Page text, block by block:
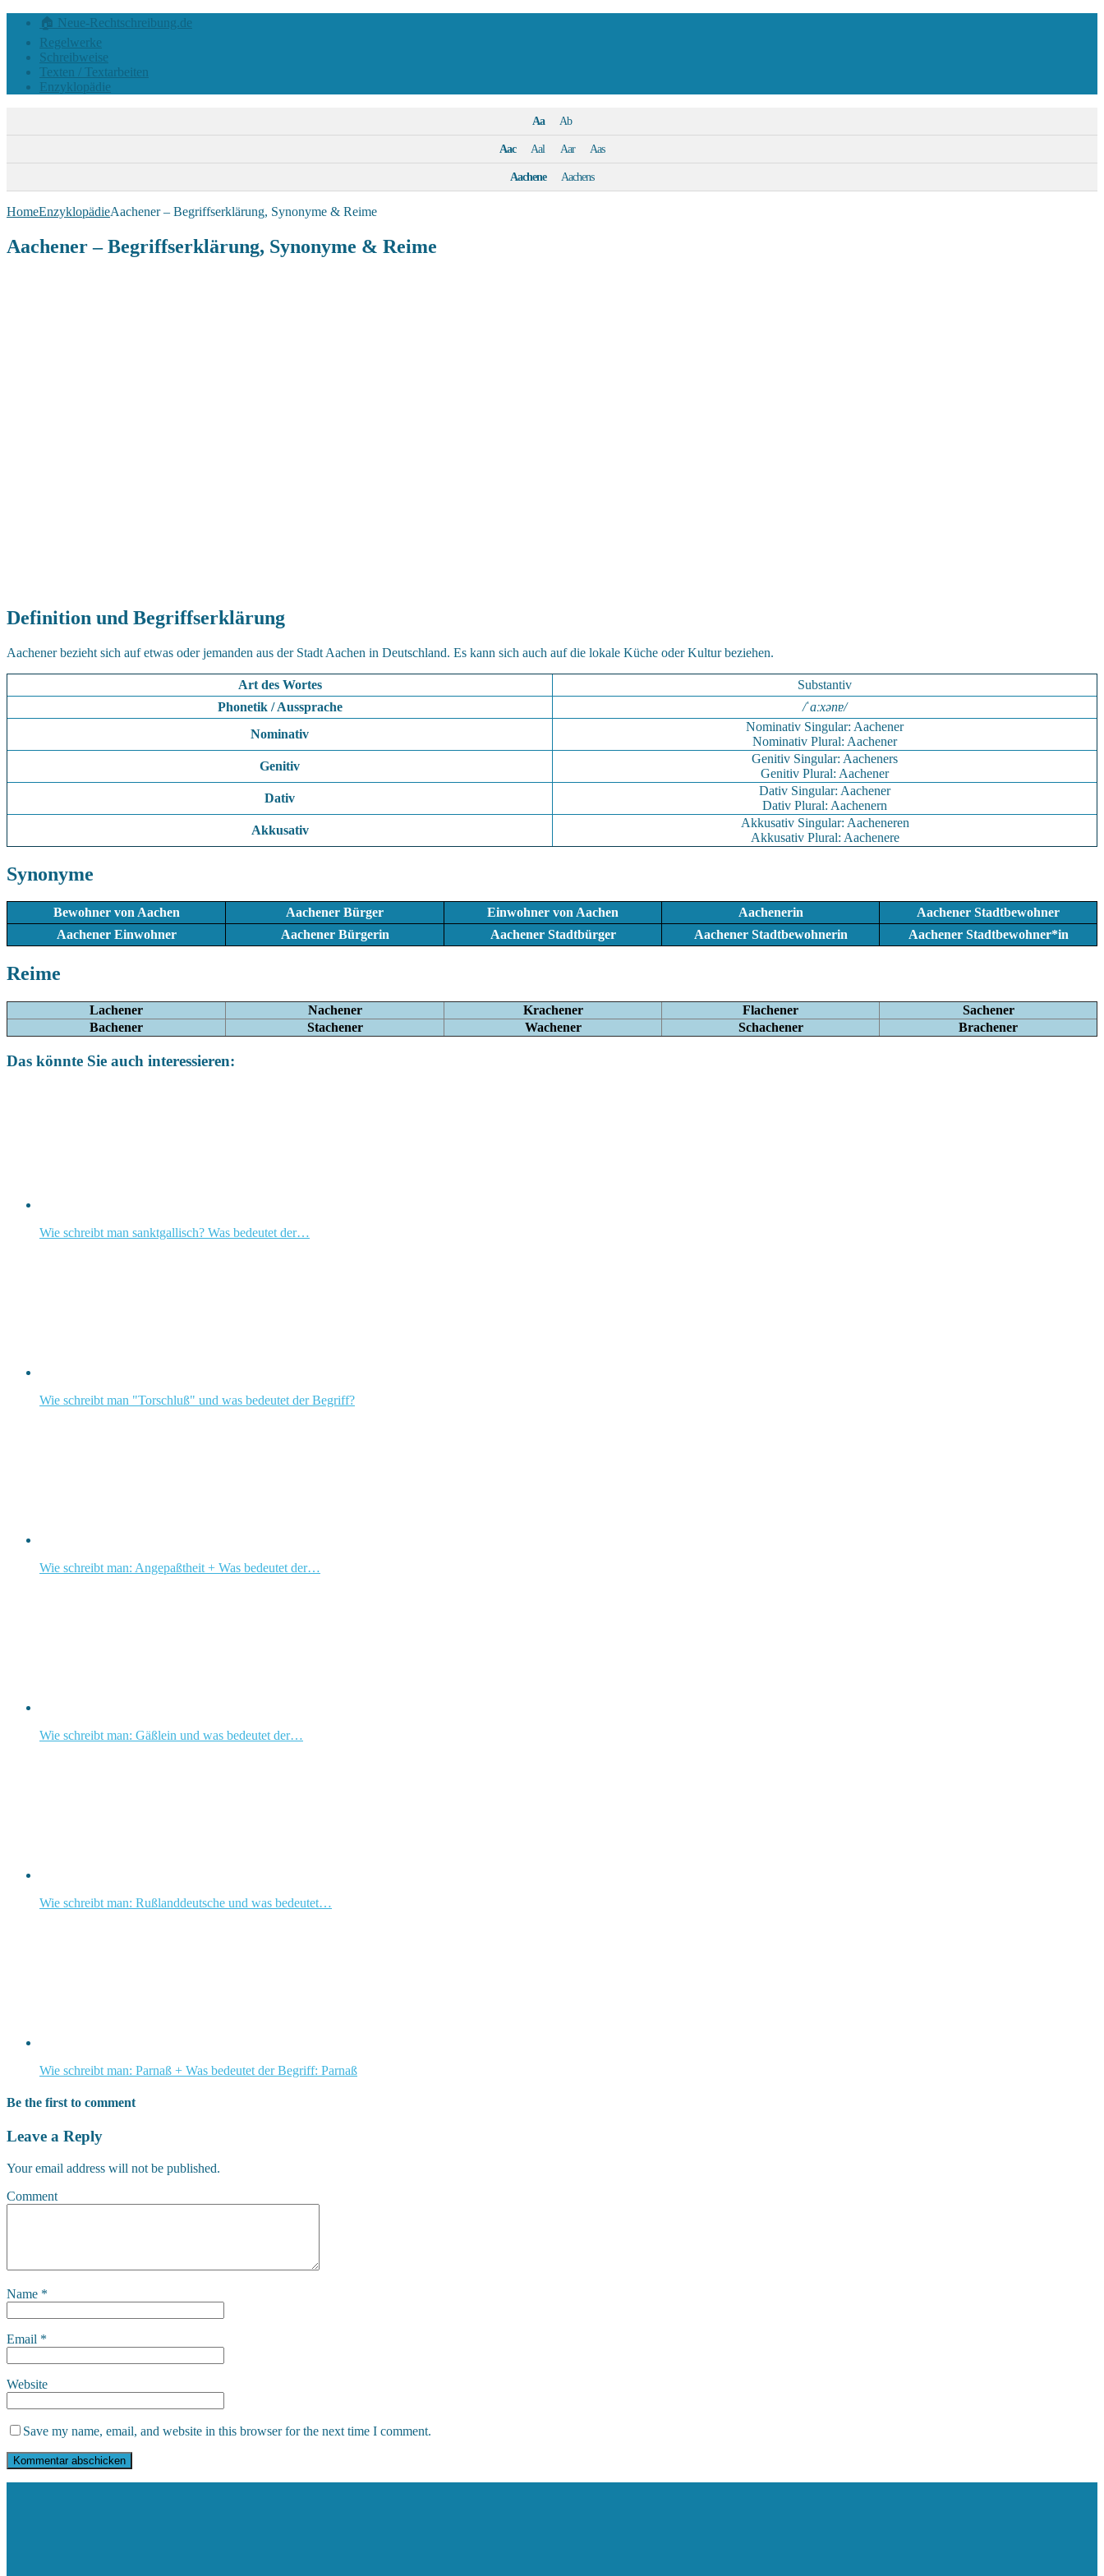
🏠 Neue-Rechtschreibung.de
Regelwerke
Schreibweise
Texten / Textarbeiten
Enzyklopädie
Aa Ab
Aac Aal Aar Aas
Aachene Aachens
HomeEnzyklopädieAachener – Begriffserklärung, Synonyme & Reime
Aachener – Begriffserklärung, Synonyme & Reime
Definition und Begriffserklärung
Aachener bezieht sich auf etwas oder jemanden aus der Stadt Aachen in Deutschland. Es kann sich auch auf die lokale Küche oder Kultur beziehen.
Art des Wortes
Substantiv
Phonetik / Aussprache
/ˈaːxənɐ/
Nominativ
Nominativ Singular: Aachener
Nominativ Plural: Aachener
Genitiv
Genitiv Singular: Aacheners
Genitiv Plural: Aachener
Dativ
Dativ Singular: Aachener
Dativ Plural: Aachenern
Akkusativ
Akkusativ Singular: Aacheneren
Akkusativ Plural: Aachenere
Synonyme
Bewohner von Aachen Aachener Bürger Einwohner von Aachen Aachenerin
Aachener Stadtbewohner
Aachener Einwohner
Aachener Bürgerin Aachener Stadtbürger Aachener Stadtbewohnerin Aachener Stadtbewohner*in
Reime
Lachener Nachener Krachener Flachener
Sachener
Bachener
Stachener Wachener Schachener Brachener
Das könnte Sie auch interessieren:
Wie schreibt man sanktgallisch? Was bedeutet der…
Wie schreibt man "Torschluß" und was bedeutet der Begriff?
Wie schreibt man: Angepaßtheit + Was bedeutet der…
Wie schreibt man: Gäßlein und was bedeutet der…
Wie schreibt man: Rußlanddeutsche und was bedeutet…
Wie schreibt man: Parnaß + Was bedeutet der Begriff: Parnaß
Be the first to comment
Leave a Reply
Your email address will not be published.
Comment
Name *
Email *
Website
Save my name, email, and website in this browser for the next time I comment.